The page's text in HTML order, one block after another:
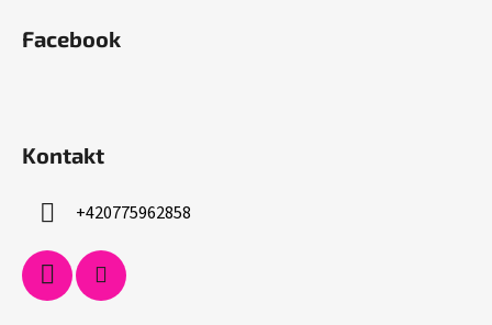
Facebook
Kontakt
+420775962858